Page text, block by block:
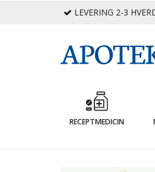
LEVERING 2-3
RECEPTMEDICIN